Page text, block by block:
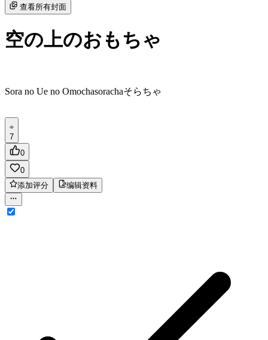
查看所有封面
空の上のおもちゃ
Sora no Ue no Omochasorachaそらちゃ
7
0
0
添加评分
编辑资料